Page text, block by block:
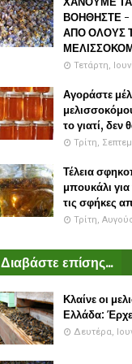
ΒΟΗΘΗΣΤΕ
ΑΠΟ ΟΛΟΥΣ
Τετάρτη,
Αγοράστε
το γιατί, δεν
Τρίτη,
Τέλεια
μπουκάλι
τις σφήκες
Τρίτη,
Διαβάστε επίσης...
Κλαίνε οι
Ελλάδα:
Δευτέρα,